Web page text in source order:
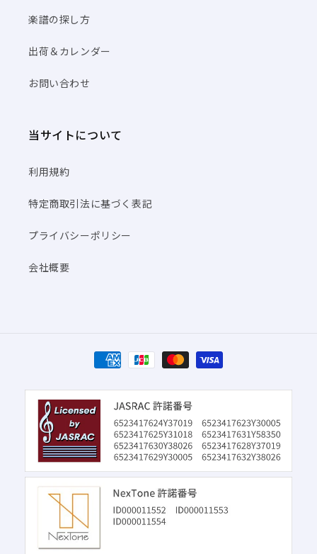
楽譜の探し方
出荷＆カレンダー
お問い合わせ
当サイトについて
利用規約
特定商取引法に基づく表記
プライバシーポリシー
会社概要
決
済
方
法